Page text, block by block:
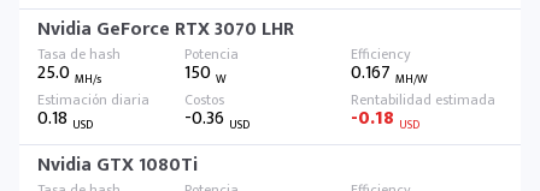
Nvidia GeForce RTX 3070 LHR
25.0 MH/s 150W 0.167 MH/W
0.18 USD -0.36 USD -0.18 USD
Nvidia GTX 1080Ti